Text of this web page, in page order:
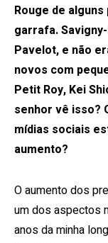
Rouge de
garrafa.
Pavelot, e não
novos com
Petit Roy, Kei
senhor vê isso?
mídias sociais
aumento?
O aumento dos
um dos aspectos
anos da minha